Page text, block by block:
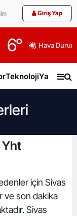
Giriş Yap
6° Hava
TeknolojiYaşam
Yht
için Sivas
ve son dakika
Sivas